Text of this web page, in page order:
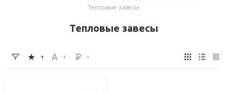
Тепловые завесы
Тепловые завесы